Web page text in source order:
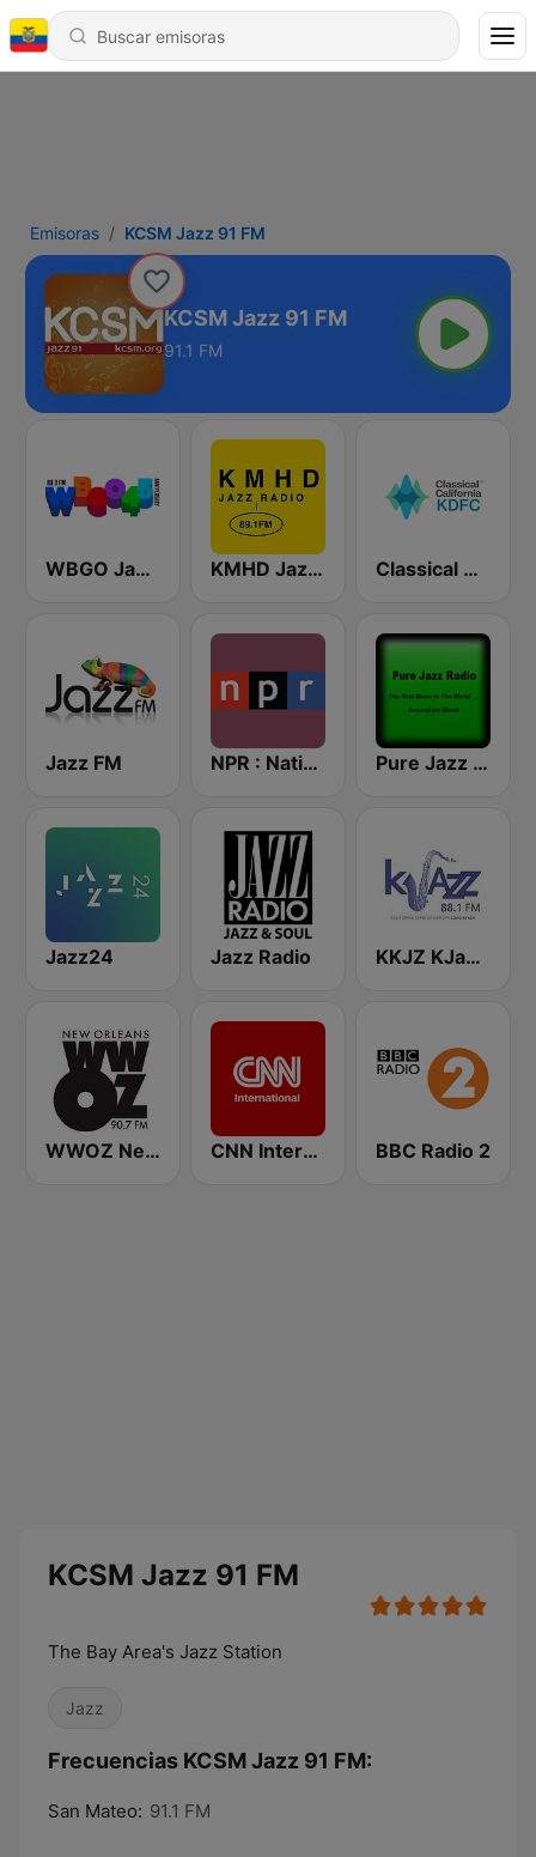
Emisoras KCSM Jazz 91 FM
KCSM Jazz 91 FM
91.1 FM
WBGO Jazz 88.3 FM KMHD Jazz Radio 89.1 Classical California KDFC 90.3 FM
Jazz FM NPR : National Public Radio Pure Jazz Radio
Jazz24 Jazz Radio KKJZ KJazz 88.1 FM
WWOZ New Orleans 90.7 FM CNN International BBC Radio 2
KCSM Jazz 91 FM
The Bay Area's Jazz Station
Jazz
Frecuencias KCSM Jazz 91 FM:
San Mateo: 91.1 FM